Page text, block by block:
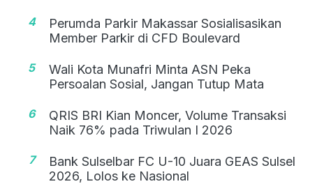
4
Perumda Parkir Makassar Sosialisasikan
Member Parkir di CFD Boulevard
5
Wali Kota Munafri Minta ASN Peka
Persoalan Sosial, Jangan Tutup Mata
6
QRIS BRI Kian Moncer, Volume Transaksi
Naik 76% pada Triwulan I 2026
7
Bank Sulselbar FC U-10 Juara GEAS Sulsel
2026, Lolos ke Nasional